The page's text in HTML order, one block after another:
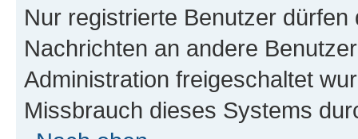
Nur registrierte Benutzer
Nachrichten an andere
Administration freigeschaltet
Missbrauch dieses Systems